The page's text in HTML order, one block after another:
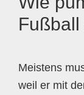
Fußball
Meistens
weil er mit